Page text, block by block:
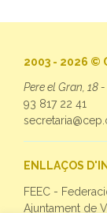
2003 - 2026 ©
Pere el Gran, 18
93 817 22 41
ENLLAÇOS
FEEC -
Ajuntament de